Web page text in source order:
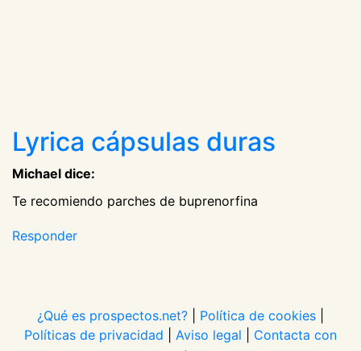
Lyrica cápsulas duras
Michael dice:
Te recomiendo parches de buprenorfina
Responder
¿Qué es prospectos.net? Política de cookies
Políticas de privacidad
Aviso legal
Contacta con